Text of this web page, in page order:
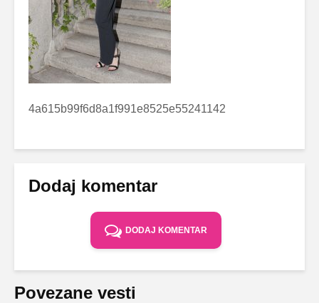
4a615b99f6d8a1f991e8525e55241142
Dodaj komentar
DODAJ KOMENTAR
Povezane vesti